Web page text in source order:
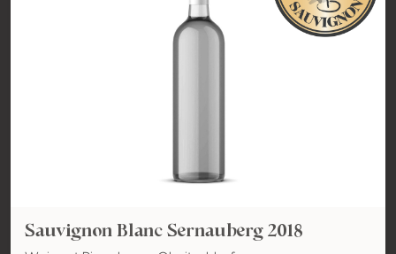
Sauvignon Blanc Sernauberg 2018